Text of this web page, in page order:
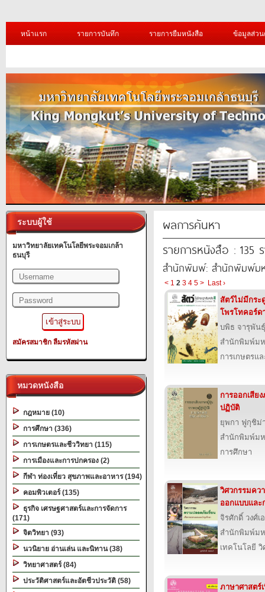
หน้าแรก รายการบันทึก รายการยืมหนังสือ ข้อมูลส่ว
ระบบผู้ใช้
มหาวิทยาลัยเทคโนโลยีพระจอมเกล้า
ธนบุรี
สมัครสมาชิก ลืมรหัสผ่าน
หมวดหนังสือ
กฎหมาย (10)
การศึกษา (336)
การเกษตรและชีววิทยา (115)
การเมืองและการปกครอง (2)
กีฬา ท่องเที่ยว สุขภาพและอาหาร (194)
คอมพิวเตอร์ (135)
ธุรกิจ เศรษฐศาสตร์และการจัดการ
(171)
จิตวิทยา (93)
นวนิยาย อ่านเล่น และนิทาน (38)
วิทยาศาสตร์ (84)
ประวัติศาสตร์และอัตชีวประวัติ (58)
ผลการค้นหา
รายการหนังสือ : 135
สำนักพิมพ์: สำนักพิมพ์มห
< 1 2 3 4 5 > Last ›
สัตว์ไม่มีกระ
โพรโทคอร์ด
บพิธ จารุพัน
สำนักพิมพ์มห
การเกษตรแ
การออกเสีย
ปฏิบัติ
ยุพกา ฟูกุชิม่
สำนักพิมพ์มห
การศึกษา
วิศวกรรมคว
ออกแบบและ
จิรศักดิ์ วงศ์เ
สำนักพิมพ์มห
เทคโนโลยี
ภาษาศาสตร์